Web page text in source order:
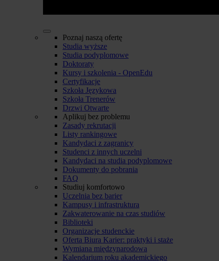
Poznaj naszą ofertę
Studia wyższe
Studia podyplomowe
Doktoraty
Kursy i szkolenia - OpenEdu
Certyfikacje
Szkoła Językowa
Szkoła Trenerów
Drzwi Otwarte
Aplikuj bez problemu
Zasady rekrutacji
Listy rankingowe
Kandydaci z zagranicy
Studenci z innych uczelni
Kandydaci na studia podyplomowe
Dokumenty do pobrania
FAQ
Studiuj komfortowo
Uczelnia bez barier
Kampusy i infrastruktura
Zakwaterowanie na czas studiów
Biblioteki
Organizacje studenckie
Oferta Biura Karier: praktyki i staże
Wymiana międzynarodowa
Kalendarium roku akademickiego